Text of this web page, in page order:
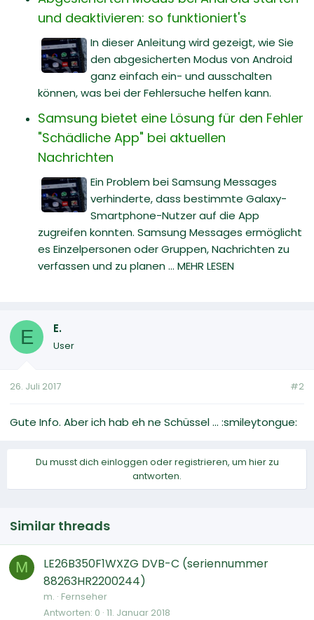
und deaktivieren: so funktioniert's
In dieser Anleitung wird gezeigt, wie Sie
den abgesicherten Modus von Android
ganz einfach ein- und ausschalten
können, was bei der Fehlersuche helfen kann.
Samsung bietet eine Lösung für den Fehler
"Schädliche App" bei aktuellen
Nachrichten
Ein Problem bei Samsung Messages
verhinderte, dass bestimmte Galaxy-
Smartphone-Nutzer auf die App
zugreifen konnten. Samsung Messages ermöglicht
es Einzelpersonen oder Gruppen, Nachrichten zu
verfassen und zu planen ... MEHR LESEN
E E.
User
26. Juli 2017 #2
Gute Info. Aber ich hab eh ne Schüssel ... :smileytongue:
Du musst dich einloggen oder registrieren, um hier zu
antworten.
Similar threads
M
LE26B350F1WXZG DVB-C (seriennummer
88263HR2200244)
m. Fernseher
Antworten 0 11. Januar 2018